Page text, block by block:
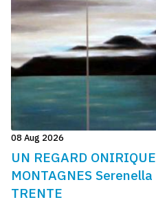
08 Aug 2026
UN REGARD
MONTAGNES
TRENTE